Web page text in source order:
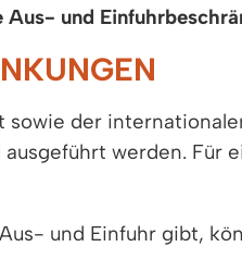
Aus- und
der
werden. Für
und Einfuhr gibt,